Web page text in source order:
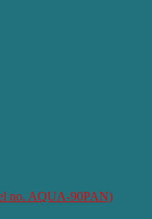
no. AQUA-90PAN)